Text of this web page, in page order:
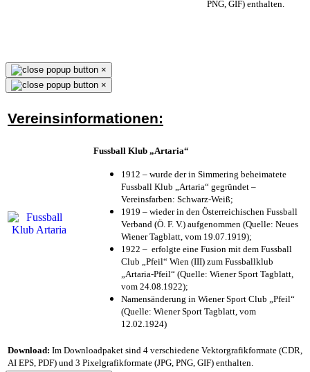
PNG, GIF) enthalten.
×
×
Vereinsinformationen:
Fussball Klub „Artaria“
1912 – wurde der in Simmering beheimatete
Fussball Klub „Artaria“ gegründet –
Vereinsfarben: Schwarz-Weiß;
1919 – wieder in den Österreichischen Fussball
Verband (Ö. F. V.) aufgenommen (Quelle: Neues
Wiener Tagblatt, vom 19.07.1919);
1922 – erfolgte eine Fusion mit dem Fussball
Club „Pfeil“ Wien (III) zum Fussballklub
„Artaria-Pfeil“ (Quelle: Wiener Sport Tagblatt,
vom 24.08.1922);
Namensänderung in Wiener Sport Club „Pfeil“
(Quelle: Wiener Sport Tagblatt, vom
12.02.1924)
Download: Im Downloadpaket sind 4 verschiedene Vektorgrafikformate (CDR,
AI EPS, PDF) und 3 Pixelgrafikformate (JPG, PNG, GIF) enthalten.